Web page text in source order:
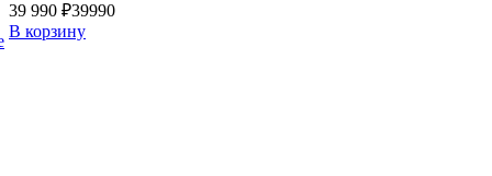
39 990 ₽39990
В корзину